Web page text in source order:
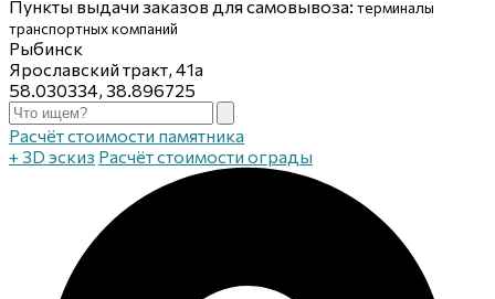
Пункты выдачи заказов для самовывоза: терминалы
транспортных компаний
Рыбинск
Ярославский тракт, 41а
58.030334, 38.896725
Расчёт стоимости памятника
+ 3D эскиз Расчёт стоимости ограды